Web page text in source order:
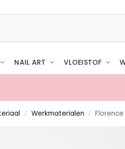
NAIL ART VLOEISTOF
/ Werkmaterialen /